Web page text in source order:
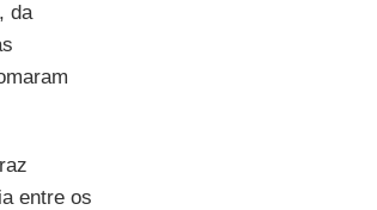
da
entre os